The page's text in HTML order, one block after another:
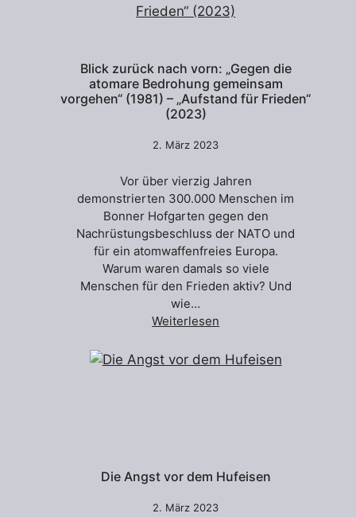
Blick zurück nach vorn: „Gegen die
atomare Bedrohung gemeinsam
vorgehen“ (1981) – „Aufstand für Frieden“
(2023)
2. März 2023
Vor über vierzig Jahren
demonstrierten 300.000 Menschen im
Bonner Hofgarten gegen den
Nachrüstungsbeschluss der NATO und
für ein atomwaffenfreies Europa.
Warum waren damals so viele
Menschen für den Frieden aktiv? Und
wie…
Weiterlesen
Die Angst vor dem Hufeisen
2. März 2023